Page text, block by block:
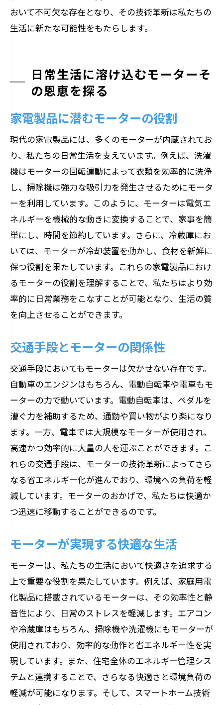
おいて不可欠な存在となり、その技術革新は私たちの
生活に新たな可能性をもたらします。
日常生活に溶け込むモーターそ
の恩恵を探る
家電製品に潜むモーターの役割
現代の家電製品には、多くのモーターが内蔵されてお
り、私たちの日常生活を支えています。例えば、洗濯
機はモーターの回転運動によって衣類を効率的に洗浄
し、掃除機は強力な吸引力を発生させるためにモータ
ーを利用しています。このように、モーターは電気エ
ネルギーを機械的な動きに変換することで、家事を簡
単にし、時間を節約しています。さらに、冷蔵庫にお
いては、モーターが冷却装置を動かし、食材を新鮮に
保つ役割を果たしています。これらの家電製品におけ
るモーターの役割を理解することで、私たちはより効
率的に日常業務をこなすことが可能となり、生活の質
を向上させることができます。
交通手段とモーターの関係性
交通手段においてもモーターは欠かせない存在です。
自動車のエンジンはもちろん、電動自転車や電車もモ
ーターの力で動いています。電動自転車は、ペダルを
漕ぐ力を補助するため、通勤や買い物がより楽になり
ます。一方、電車では大規模なモーターが使用され、
高速かつ効率的に大量の人を運ぶことができます。こ
れらの交通手段は、モーターの技術革新によってさら
なる省エネルギー化が進んでおり、環境への負荷を軽
減しています。モーターのおかげで、私たちは快適か
つ迅速に移動することができるのです。
モーターが実現する快適な生活
モーターは、私たちの生活において快適さを追求する
上で重要な役割を果たしています。例えば、家庭用電
化製品に搭載されているモーターは、その効率性と静
音性により、日常のストレスを軽減します。エアコン
や冷蔵庫はもちろん、掃除機や洗濯機にもモーターが
使用されており、効率的な動作と省エネルギー性を実
現しています。また、住宅全体のエネルギー管理シス
テムと連携することで、さらなる快適さと環境負荷の
軽減が可能になります。そして、スマートホーム技術